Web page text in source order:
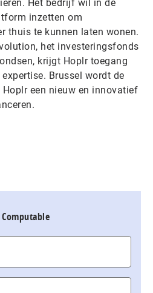
Het bedrijf wil in de
inzetten om
thuis te kunnen laten wonen.
het investeringsfonds
krijgt Hoplr toegang
Brussel wordt de
een nieuw en innovatief